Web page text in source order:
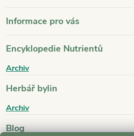
Informace pro vás
Encyklopedie Nutrientů
Archiv
Herbář bylin
Archiv
Blog